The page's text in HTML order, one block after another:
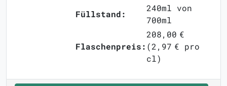
Füllstand:
240ml von
700ml
Flaschenpreis:
208,00 €
(2,97 € pro
cl)